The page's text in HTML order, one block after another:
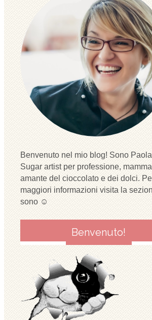
Benvenuto nel mio blog! Sono Paola
Sugar artist per professione,
amante del cioccolato e dei dolci.
maggiori informazioni visita la
sono ☺
Benvenuto!